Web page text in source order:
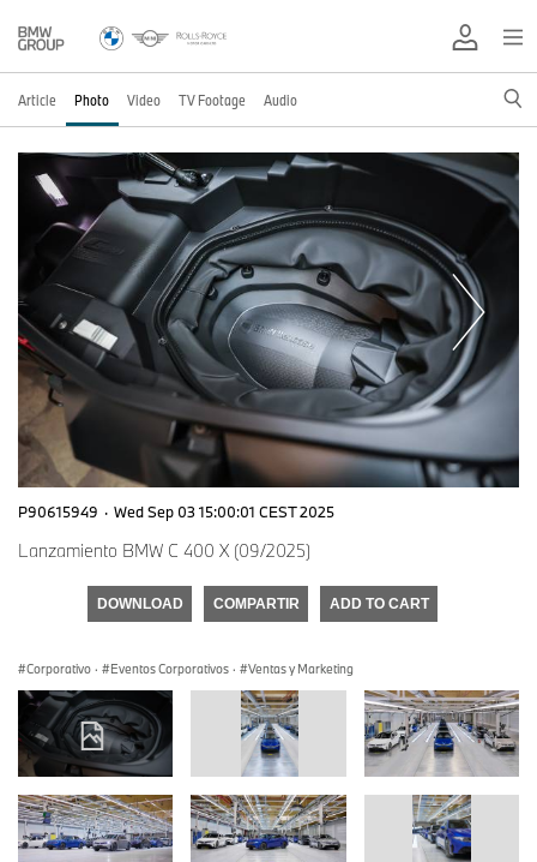
Article Photo Video TV Footage Audio
P90615949 · Wed Sep 03 15:00:01 CEST 2025
Lanzamiento BMW C 400 X (09/2025)
DOWNLOAD COMPARTIR ADD TO CART
Corporativo · Eventos Corporativos · Ventas y Marketing